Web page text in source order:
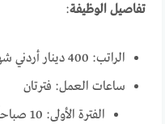
تفاصيل الوظيفة:
الراتب: 400 دينار أردني شهرياً
ساعات العمل: فترتان
الفترة الأولى: 10 صباحاً – 3 عصراً (توصيل طلبيات)